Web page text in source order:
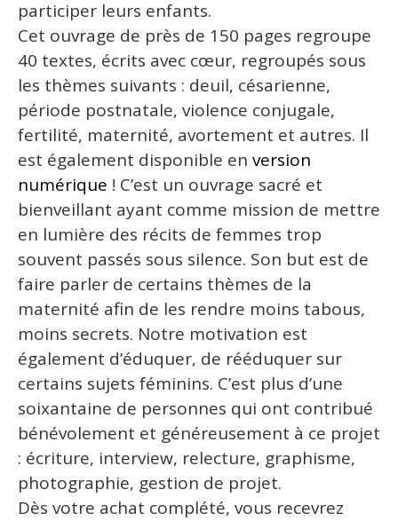
participer leurs enfants.
Cet ouvrage de près de 150 pages regroupe
40 textes, écrits avec cœur, regroupés sous
les thèmes suivants : deuil, césarienne,
période postnatale, violence conjugale,
fertilité, maternité, avortement et autres. Il
est également disponible en version
numérique ! C’est un ouvrage sacré et
bienveillant ayant comme mission de mettre
en lumière des récits de femmes trop
souvent passés sous silence. Son but est de
faire parler de certains thèmes de la
maternité afin de les rendre moins tabous,
moins secrets. Notre motivation est
également d’éduquer, de rééduquer sur
certains sujets féminins. C’est plus d’une
soixantaine de personnes qui ont contribué
bénévolement et généreusement à ce projet
: écriture, interview, relecture, graphisme,
photographie, gestion de projet.
Dès votre achat complété, vous recevrez